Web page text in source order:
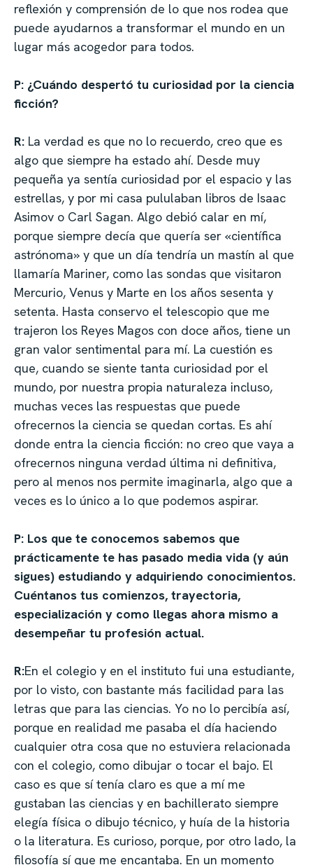
reflexión y comprensión de lo que nos rodea que
puede ayudarnos a transformar el mundo en un
lugar más acogedor para todos.
P: ¿Cuándo despertó tu curiosidad por la ciencia
ficción?
R: La verdad es que no lo recuerdo, creo que es
algo que siempre ha estado ahí. Desde muy
pequeña ya sentía curiosidad por el espacio y las
estrellas, y por mi casa pululaban libros de Isaac
Asimov o Carl Sagan. Algo debió calar en mí,
porque siempre decía que quería ser «científica
astrónoma» y que un día tendría un mastín al que
llamaría Mariner, como las sondas que visitaron
Mercurio, Venus y Marte en los años sesenta y
setenta. Hasta conservo el telescopio que me
trajeron los Reyes Magos con doce años, tiene un
gran valor sentimental para mí. La cuestión es
que, cuando se siente tanta curiosidad por el
mundo, por nuestra propia naturaleza incluso,
muchas veces las respuestas que puede
ofrecernos la ciencia se quedan cortas. Es ahí
donde entra la ciencia ficción: no creo que vaya a
ofrecernos ninguna verdad última ni definitiva,
pero al menos nos permite imaginarla, algo que a
veces es lo único a lo que podemos aspirar.
P: Los que te conocemos sabemos que
prácticamente te has pasado media vida (y aún
sigues) estudiando y adquiriendo conocimientos.
Cuéntanos tus comienzos, trayectoria,
especialización y como llegas ahora mismo a
desempeñar tu profesión actual.
R:En el colegio y en el instituto fui una estudiante,
por lo visto, con bastante más facilidad para las
letras que para las ciencias. Yo no lo percibía así,
porque en realidad me pasaba el día haciendo
cualquier otra cosa que no estuviera relacionada
con el colegio, como dibujar o tocar el bajo. El
caso es que sí tenía claro es que a mí me
gustaban las ciencias y en bachillerato siempre
elegía física o dibujo técnico, y huía de la historia
o la literatura. Es curioso, porque, por otro lado, la
filosofía sí que me encantaba. En un momento